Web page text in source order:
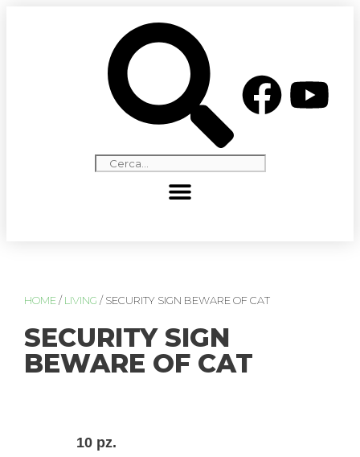
HOME / LIVING / SECURITY SIGN BEWARE OF CAT
SECURITY SIGN
BEWARE OF CAT
10 pz.